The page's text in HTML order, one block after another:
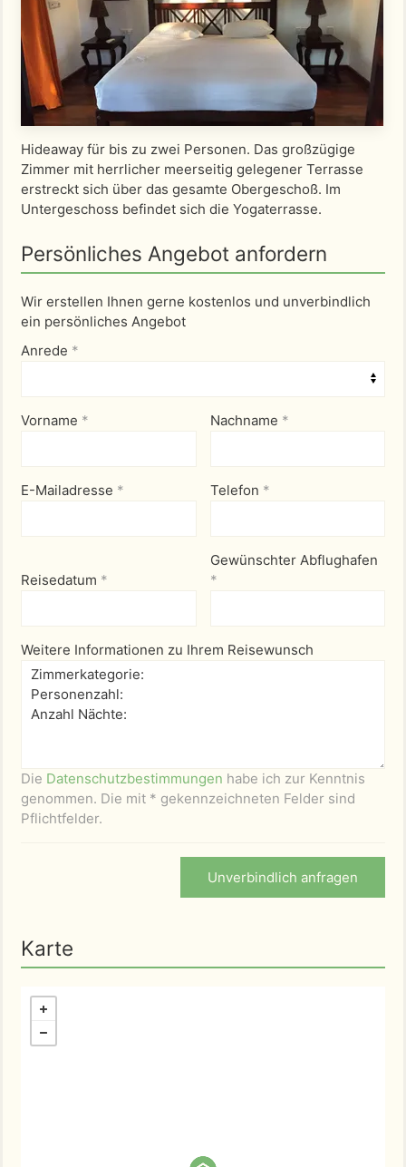
Hideaway für bis zu zwei Personen. Das großzügige
Zimmer mit herrlicher meerseitig gelegener Terrasse
erstreckt sich über das gesamte Obergeschoß. Im
Untergeschoss befindet sich die Yogaterrasse.
Persönliches Angebot anfordern
Wir erstellen Ihnen gerne kostenlos und unverbindlich
ein persönliches Angebot
Anrede *
Vorname * Nachname *
E-Mailadresse * Telefon *
Reisedatum *
Gewünschter Abflughafen
*
Weitere Informationen zu Ihrem Reisewunsch
Die Datenschutzbestimmungen habe ich zur Kenntnis
genommen. Die mit * gekennzeichneten Felder sind
Pflichtfelder.
Unverbindlich anfragen
Karte